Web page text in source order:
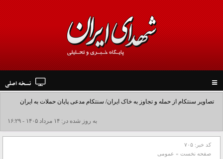
navigation
نسخه اصلی
تصاویر سنتکام از حمله و تجاوز به خاک ایران/ سنتکام مدعی پایان حملات به ایران
شد+فیلم به روز شده در: ۱۴ مرداد ۱۴۰۵ - ۱۶:۲۹
کد خبر: ۷۰۵
صفحه نخست » عمومی